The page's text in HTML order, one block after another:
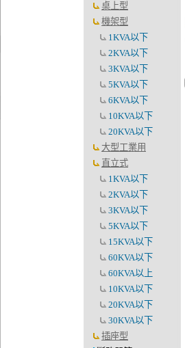
桌上型
機架型
1KVA以下
2KVA以下
3KVA以下
5KVA以下
6KVA以下
10KVA以下
20KVA以下
大型工業用
直立式
1KVA以下
2KVA以下
3KVA以下
5KVA以下
15KVA以下
60KVA以下
60KVA以上
10KVA以下
20KVA以下
30KVA以下
插座型